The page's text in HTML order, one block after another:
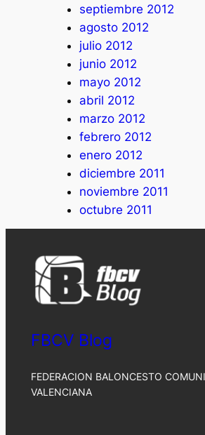
septiembre 2012
agosto 2012
julio 2012
junio 2012
mayo 2012
abril 2012
marzo 2012
febrero 2012
enero 2012
diciembre 2011
noviembre 2011
octubre 2011
FBCV Blog
FEDERACION BALONCESTO
VALENCIANA